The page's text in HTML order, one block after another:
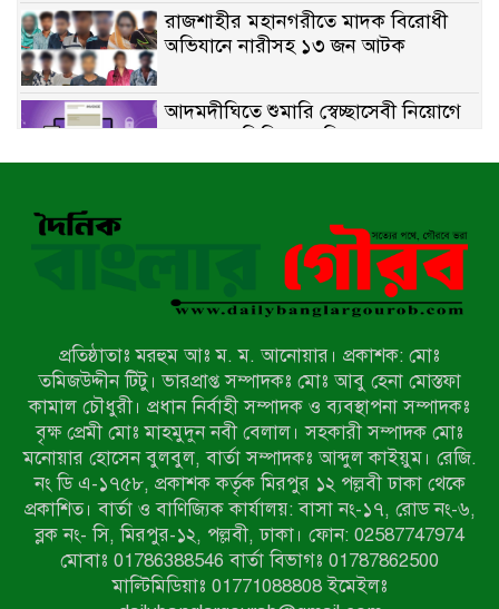
রাজশাহীর মহানগরীতে মাদক বিরোধী
অভিযানে নারীসহ ১৩ জন আটক
আদমদীঘিতে শুমারি স্বেচ্ছাসেবী নিয়োগে
যোগ্যতার ভিত্তিতে তালিকা প্রকাশ;
নির্বাচিতদের আ.লীগ ট্যাগে প্রচারণা
নেওয়ার হুমকি দিলেন দোড়া মাদরাসার
পরিচয় দেওয়া সভাপতি
উখিয়ায় বিজিবির অভিযানে ৪০ হাজার
ইয়াবাসহ যুবক আটক
পোরশায় ৭ মাসে ১৯ জনের অপমৃত্যু,
শীর্ষে আত্মহত্যা
হিন্দু বৌদ্ধ খ্রিস্টান কল্যাণ ফ্রন্টের
নীলফামারী কমিটি নিয়ে প্রশ্ন, প্রতিবাদে
সদস্য সচিব
দরিয়ানগরে প্যারাসেইলিং দুর্ঘটনায় পর্যটক
নিহত: হত্যা মামলার প্রধান আসামি ঢাকায়
প্রতিষ্ঠাতাঃ মরহুম আঃ ম. ম. আনোয়ার। প্রকাশক: মোঃ
তমিজউদ্দীন টিটু। ভারপ্রাপ্ত সম্পাদকঃ মোঃ আবু হেনা মোস্তফা
কামাল চৌধুরী। প্রধান নির্বাহী সম্পাদক ও ব্যবস্থাপনা সম্পাদকঃ
বৃক্ষ প্রেমী মোঃ মাহমুদুন নবী বেলাল। সহকারী সম্পাদক মোঃ
মনোয়ার হোসেন বুলবুল, বার্তা সম্পাদকঃ আব্দুল কাইয়ুম। রেজি.
নং ডি এ-১৭৫৮, প্রকাশক কর্তৃক মিরপুর ১২ পল্লবী ঢাকা থেকে
প্রকাশিত। বার্তা ও বাণিজ্যিক কার্যালয়: বাসা নং-১৭, রোড নং-৬,
ব্লক নং- সি, মিরপুর-১২, পল্লবী, ঢাকা। ফোন: 02587747974
মোবাঃ 01786388546 বার্তা বিভাগঃ 01787862500
মাল্টিমিডিয়াঃ 01771088808 ইমেইলঃ